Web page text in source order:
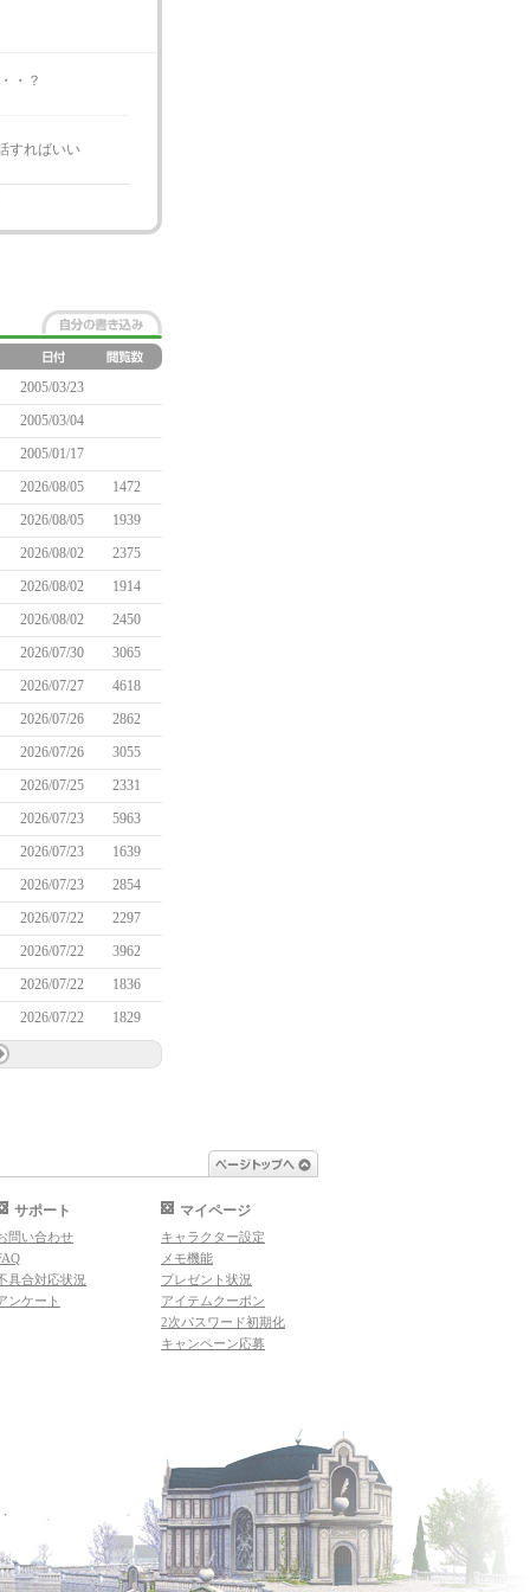
・？
すればいい
2005/03/23
2005/03/04
2005/01/17
2026/08/05
1472
2026/08/05
1939
2026/08/02
2375
2026/08/02
1914
2026/08/02
2450
2026/07/30
3065
2026/07/27
4618
2026/07/26
2862
2026/07/26
3055
2026/07/25
2331
2026/07/23
5963
2026/07/23
1639
2026/07/23
2854
2026/07/22
2297
2026/07/22
3962
2026/07/22
1836
2026/07/22 1829
サポート
問い合わせ
具合対応状況
ンケート
マイページ
キャラクター設定
メモ機能
プレゼント状況
アイテムクーポン
2次パスワード初期化
キャンペーン応募